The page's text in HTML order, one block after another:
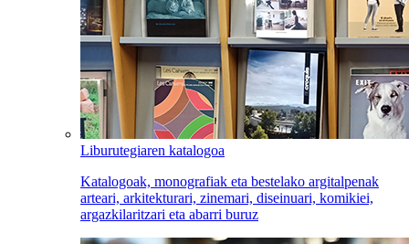
Liburutegiaren katalogoa
Katalogoak, monografiak eta bestelako argitalpenak
arteari, arkitekturari, zinemari, diseinuari, komikiei,
argazkilaritzari eta abarri buruz